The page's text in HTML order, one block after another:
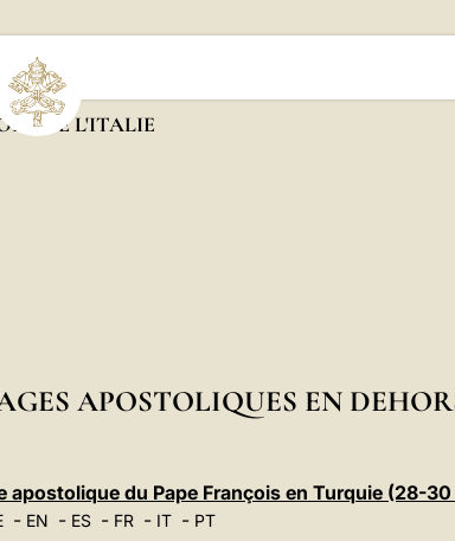
DE L'ITALIE
APOSTOLIQUES EN
apostolique du Pape François en Turquie (28-
- EN - ES- FR- IT- PT